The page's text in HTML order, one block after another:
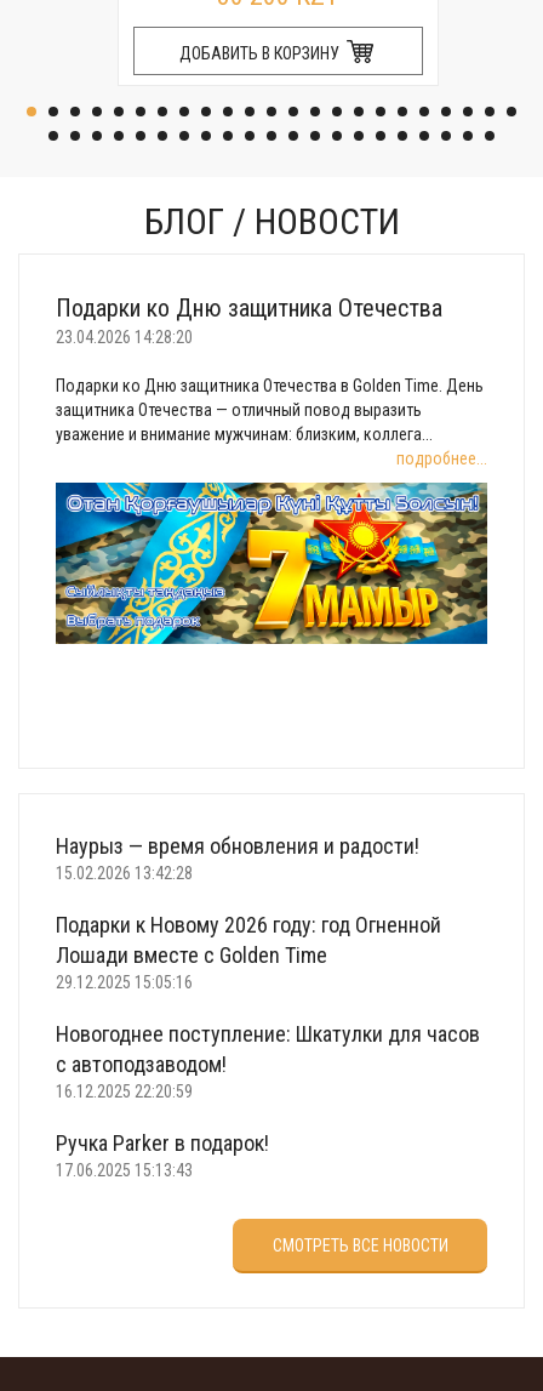
ДОБАВИТЬ В КОРЗИНУ
БЛОГ / НОВОСТИ
Подарки ко Дню защитника Отечества
23.04.2026 14:28:20
Подарки ко Дню защитника Отечества в Golden Time. День
защитника Отечества — отличный повод выразить
уважение и внимание мужчинам: близким, коллега...
подробнее...
Наурыз — время обновления и радости!
15.02.2026 13:42:28
Подарки к Новому 2026 году: год Огненной
Лошади вместе с Golden Time
29.12.2025 15:05:16
Новогоднее поступление: Шкатулки для часов
с автоподзаводом!
16.12.2025 22:20:59
Ручка Parker в подарок!
17.06.2025 15:13:43
Что подарить на 23 февраля?
СМОТРЕТЬ ВСЕ НОВОСТИ